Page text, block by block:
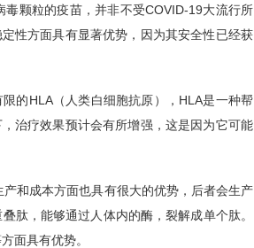
毒颗粒的疫苗，并非不受COVID-19大流行所
性方面具有显著优势，因为其安全性已经获
的HLA（人类白细胞抗原），HLA是一种帮
治疗效果预计会有所增强，这是因为它可能
和成本方面也具有很大的优势，后者会生产
肽，能够通过人体内的酶，裂解成单个肽。
面具有优势。